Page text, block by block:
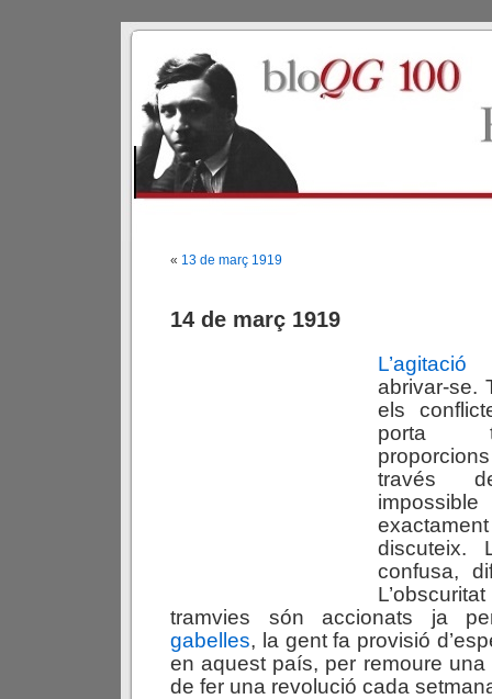
« 13 de març 1919
14 de març 1919
L’agitació
abrivar-se.
els
porta
través
discuteix.
confusa,
tramvies són accionats ja
gabelles, la gent fa provisió
en aquest país, per remoure una
de fer una revolució cada